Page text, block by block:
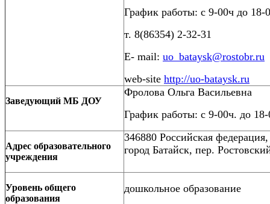
График работы: с 9-00ч до 18-
т. 8(86354) 2-32-31
E- mail: uo_bataysk@rostobr.ru
web-site http://uo-bataysk.ru
Заведующий МБ ДОУ
Фролова Ольга Васильевна
График работы: с 9-00ч. до
Адрес образовательного
учреждения
346880 Российская
город Батайск, пер.
Уровень общего
образования
дошкольное образование